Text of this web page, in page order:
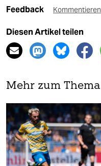
Feedback Kommentieren
Diesen Artikel teilen
Mehr zum Thema